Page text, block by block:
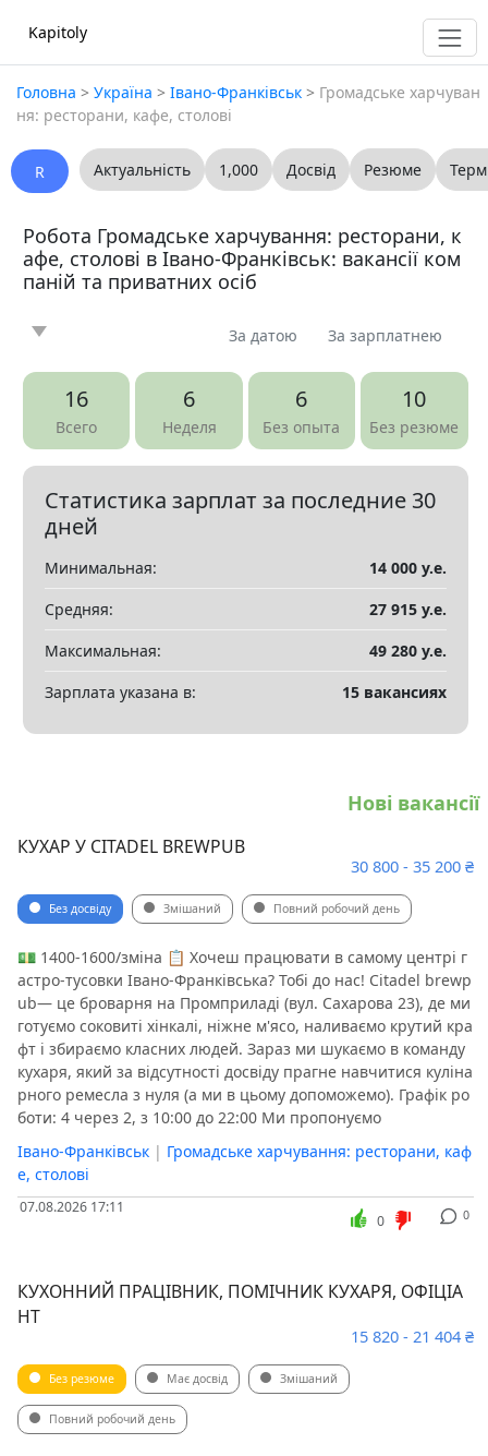
Kapitoly
Головна > Україна > Івано-Франківськ > Громадське харчуван
ня: ресторани, кафе, столові
R Актуальність 1,000 Досвід Резюме
Робота Громадське харчування: ресторани, к
афе, столові в Івано-Франківськ: вакансії ком
паній та приватних осіб
Новина 0 Стаття 0 Пропоную 0 Шукаю 0
Запитання Вакансія Резюме
Показать все разделы▼
За датою За зарплатнею
16
Всего
6
Неделя
6
Без опыта
10
Без резюме
Статистика зарплат за последние 30
дней
Минимальная:
14 000 у.е.
Средняя:
27 915 у.е.
Максимальная:
49 280 у.е.
Зарплата указана в:
15 вакансиях
Нові вакансії
КУХАР У CITADEL BREWPUB
30 800 - 35 200 ₴
Без досвіду Змішаний Повний робочий день
💵 1400-1600/зміна 📋 Хочеш працювати в самому центрі г
астро-тусовки Івано-Франківська? Тобі до нас! Citadel brewp
ub— це броварня на Промприладі (вул. Сахарова 23), де ми
готуємо соковиті хінкалі, ніжне м'ясо, наливаємо крутий кра
фт і збираємо класних людей. Зараз ми шукаємо в команду
кухаря, який за відсутності досвіду прагне навчитися куліна
рного ремесла з нуля (а ми в цьому допоможемо). Графік ро
боти: 4 через 2, з 10:00 до 22:00 Ми пропонуємо
Івано-Франківськ | Громадське харчування: ресторани, каф
е, столові
07.08.2026 17:11 0
0
КУХОННИЙ ПРАЦІВНИК, ПОМІЧНИК КУХАРЯ, ОФІЦІА
НТ
15 820 - 21 404 ₴
Без резюме Має досвід Змішаний
Повний робочий день